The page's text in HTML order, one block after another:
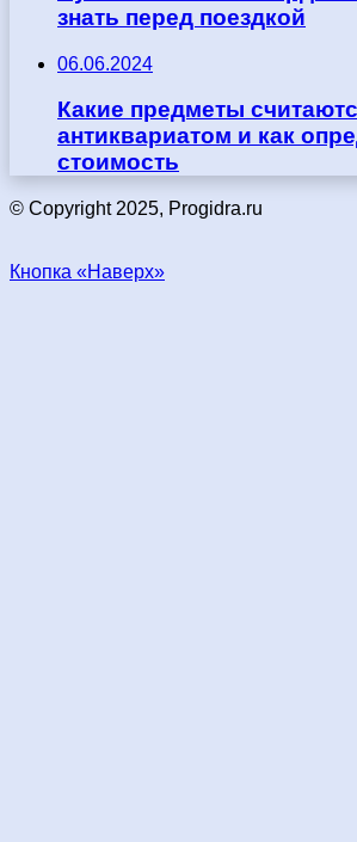
знать перед поездкой
06.06.2024
Какие предметы
антиквариатом и как
стоимость
© Copyright 2025, Progidra.ru
Кнопка «Наверх»